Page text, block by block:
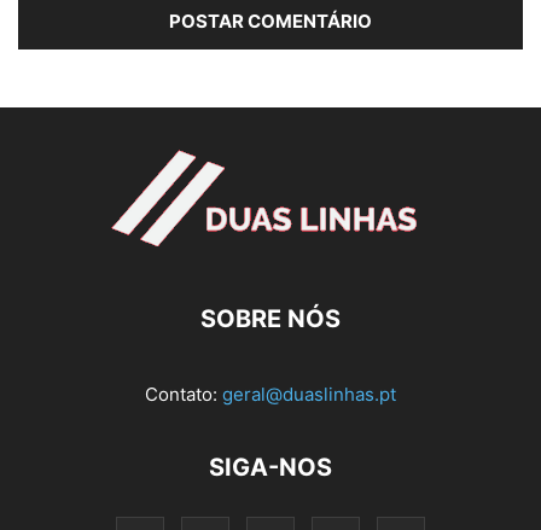
SOBRE NÓS
Contato: geral@duaslinhas.pt
SIGA-NOS